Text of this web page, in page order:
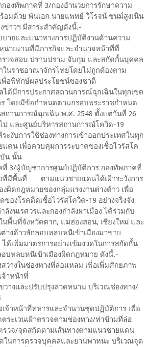
องทัพภาคที่ 3/กองอำนวยการรักษาความ
อมด้วย พันเอก นายแพทย์ วิโรจน์ ชนม์สูงเนิน
ข่าวฯ มีสาระสำคัญดังนี้.-
ายและแนวทางการปฏิบัติงานด้านความ
น่วยงานที่มีภารกิจและอำนาจหน้าที่ที่
รวจสอบ ปราบปราม จับกุม และสกัดกั้นบุคคล
ในราชอาณาจักรไทยโดยไม่ถูกต้องตาม
พื่อพิทักษ์ผลประโยชน์ของชาติ
ด้มีการประกาศสถานการณ์ฉุกเฉินในทุกเขต
โดยมีข้อกำหนดตามกรอบพระราชกำหนด
ถานการณ์ฉุกเฉิน พ.ศ. 2548 ตั้งแต่วันที่ 26
ป และศูนย์บริหารสถานการณ์โควิด-19
งับการใช้ช่องทางการเข้าออกประเทศในทุก
ดน เพื่อควบคุมการระบาดของเชื้อไวรัสโค
บัน นั้น
3/ผู้บัญชาการศูนย์ปฏิบัติการ กองทัพภาคที่
ที่มีพื้นที่ ตามแนวชายแดนได้เฝ้าระวังการ
ผิดกฎหมายของกลุ่มแรงงานต่างด้าว เพื่อ
องโรคติดเชื้อไวรัสโควิด-19 อย่างจริงจัง
ลังนเรศวรและกองกำลังผาเมือง ได้ร่วมกับ
นพื้นที่จังหวัดตาก, แม่ฮ่องสอน, เชียงใหม่ และ
ต่างด้าวลักลอบหลบหนีเข้าเมืองมาขาย
ได้เพิ่มมาตรการอย่างเข้มงวดในการสกัดกั้น
อบหลบหนีเข้าเมืองผิดกฎหมาย ดังนี้.-
ว่างในช่องทางที่ล่อแหลม เพื่อเพิ่มศักยภาพ
จ้าหน้าที่
วางและปรับปรุงลวดหนาม บริเวณช่องทาง/
เจ้าหน้าที่ทหารและจำนวนชุดปฏิบัติการ เพื่อ
ระเวนเฝ้าตรวจตามช่องทาง/ท่าข้ามที่ล่อ
รวจ/จุดสกัดตามเส้นทางตามแนวชายแดน
ในการตรวจบุคคลและยานพาหนะ บริเวณจุด